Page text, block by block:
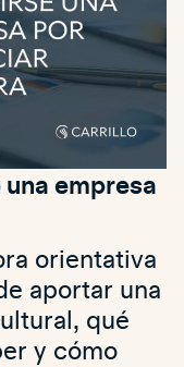
empresa
orientativa
aportar una
qué
y cómo